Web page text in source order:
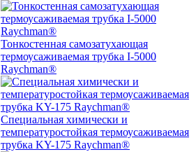
Тонкостенная самозатухающая
термоусаживаемая трубка I-5000
Raychman®
Специальная химически и
температуростойкая термоусаживаемая
трубка KY-175 Raychman®